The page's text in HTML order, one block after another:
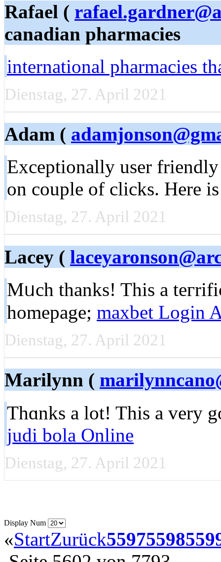
Rafael (
canadian pharmacies
international pharmacies
Dienstag, 27. April 2021
Adam (
Exceptionally uѕer
on couple of clicks. Here
Dienstag, 27. April 2021
Lacey (
Mᥙcһ thanks! Thіs a
homepage; maxbet Login
Dienstag, 27. April 2021
Marilynn (
Thɑnks a lot! This a very
judi bola Online
Dienstag, 27. April 2021
Display Num
«StartZurück55975598